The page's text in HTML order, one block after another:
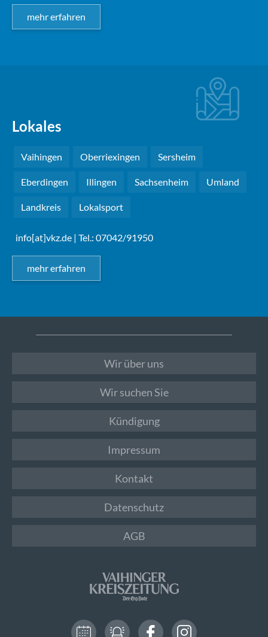
mehr erfahren
Lokales
Vaihingen Oberriexingen Sersheim
Eberdingen Illingen Sachsenheim Umland
Landkreis Lokalsport
info[at]vkz.de | Tel.: 07042/91950
mehr erfahren
Wir über uns
Wir suchen Sie
Kündigung
Impressum
Kontakt
Datenschutz
AGB